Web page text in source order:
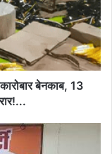
बेनकाब, 13